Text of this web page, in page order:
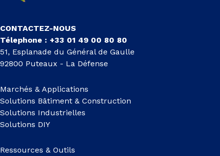
CONTACTEZ-NOUS
Télephone : +33 01 49 00 80 80
51, Esplanade du Général de Gaulle
92800 Puteaux - La Défense
Marchés & Applications
Solutions Bâtiment & Construction
Solutions Industrielles
Solutions DIY
Ressources & Outils